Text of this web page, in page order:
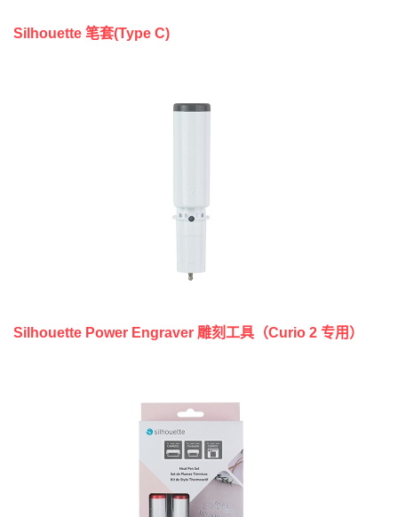
Silhouette 笔套(Type C)
Silhouette Power Engraver 雕刻工具（Curio 2 专用）